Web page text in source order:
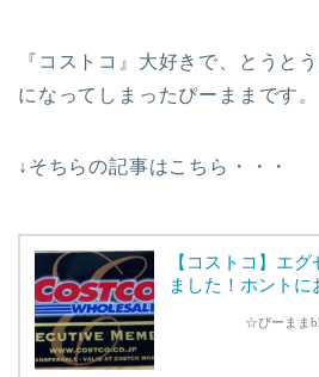
『コストコ』大好きで、とうと
になってしまったぴーままです。
↓そちらの記事はこちら・・・
【コストコ】エ
ました！ホント
☆ぴーまま